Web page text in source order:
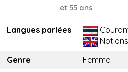
et 55 ans
Langues parlées
Notions
Genre
Femme